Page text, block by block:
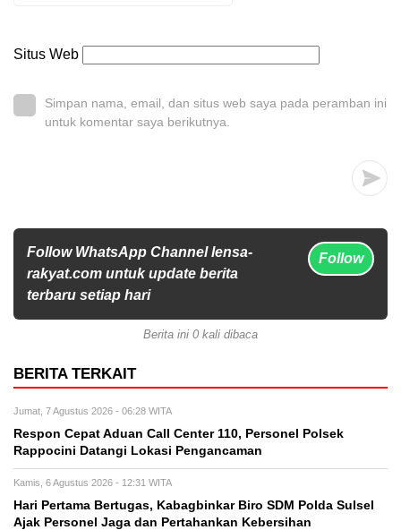
Situs Web
Simpan nama, email, dan situs web saya pada peramban ini
untuk komentar saya berikutnya.
Follow WhatsApp Channel lensa-
rakyat.com untuk update berita
terbaru setiap hari
Follow
Berita ini 0 kali dibaca
BERITA TERKAIT
Jumat, 7 Agustus 2026 - 06:28 WITA
Respon Cepat Aduan Call Center 110, Personel Polsek
Rappocini Datangi Lokasi Pengancaman
Kamis, 6 Agustus 2026 - 12:31 WITA
Hari Pertama Bertugas, Kabagbinkar Biro SDM Polda Sulsel
Ajak Personel Jaga dan Pertahankan Kebersihan